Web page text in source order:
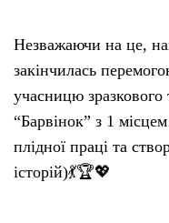
Незважаючи на це,
закінчилась
учасницю
“Барвінок” з 1
плідної праці та
історій)💃🏆💖